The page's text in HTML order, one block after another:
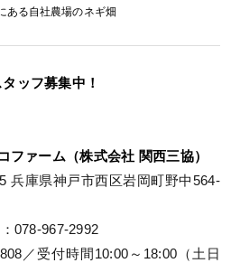
ある自社農場のネギ畑
ッフ募集中！
ファーム（株式会社 関西三協）
兵庫県神戸市西区岩岡町野中564-
078-967-2992
／受付時間10:00～18:00（土日